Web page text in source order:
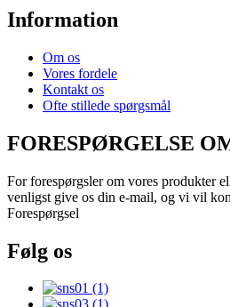
Information
Om os
Vores fordele
Kontakt os
Ofte stillede spørgsmål
FORESPØRGELSE
For forespørgsler om vores produkter
venligst give os din e-mail, og vi vil
Forespørgsel
Følg os